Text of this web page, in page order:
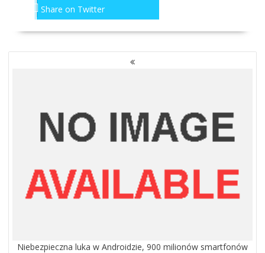
Share on Twitter
NAWIGACJA
Niebezpieczna luka w Androidzie, 900 milionów smartfonów